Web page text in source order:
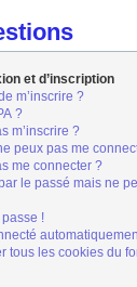
et d’inscription
m’inscrire ?
?
m’inscrire ?
peux pas me
me connecter ?
le passé mais ne
!
tous les cookies du